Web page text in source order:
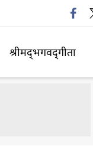
श्रीमद्‍भगवद्‍गीता